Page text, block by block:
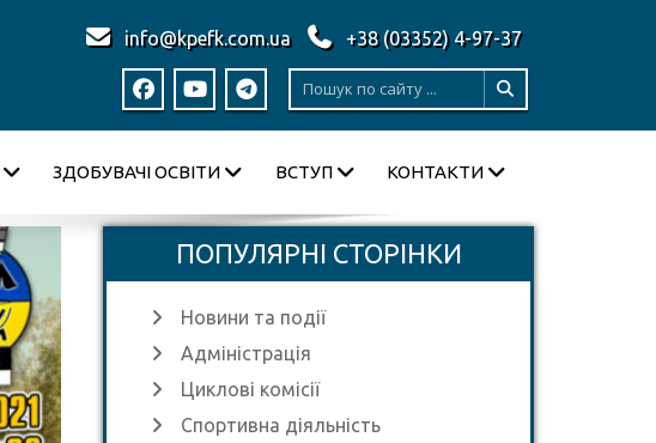
info@kpefk.com.ua +38 (03352) 4-97-37
ЗДОБУВАЧІ ОСВІТИ ВСТУП КОНТАКТИ
ПОПУЛЯРНІ СТОРІНКИ
Новини та події
Адміністрація
Циклові комісії
Спортивна діяльність